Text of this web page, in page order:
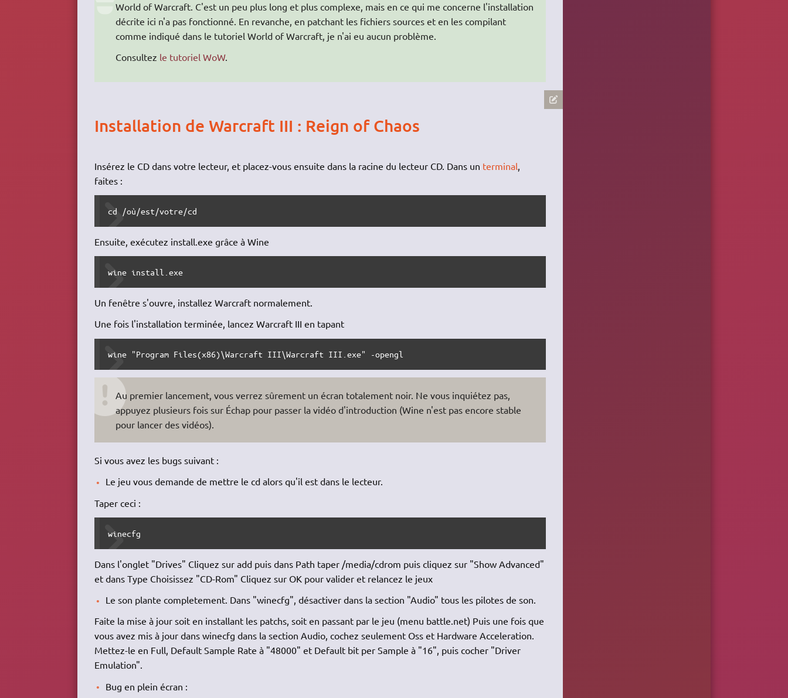
World of Warcraft. C'est un peu plus long et plus complexe, mais en ce qui me concerne l'installation
décrite ici n'a pas fonctionné. En revanche, en patchant les fichiers sources et en les compilant
comme indiqué dans le tutoriel World of Warcraft, je n'ai eu aucun problème.
Consultez le tutoriel WoW.
Installation de Warcraft III : Reign of Chaos
Insérez le CD dans votre lecteur, et placez-vous ensuite dans la racine du lecteur CD. Dans un terminal
faites :
cd /où/est/votre/cd
Ensuite, exécutez install.exe grâce à Wine
wine install.exe
Un fenêtre s'ouvre, installez Warcraft normalement.
Une fois l'installation terminée, lancez Warcraft III en tapant
wine "Program Files(x86)\Warcraft III\Warcraft III.exe" -opengl
Au premier lancement, vous verrez sûrement un écran totalement noir. Ne vous inquiétez pas,
appuyez plusieurs fois sur Échap pour passer la vidéo d'introduction (Wine n'est pas encore stable
pour lancer des vidéos).
Si vous avez les bugs suivant :
Le jeu vous demande de mettre le cd alors qu'il est dans le lecteur.
Taper ceci :
winecfg
Dans l'onglet "Drives" Cliquez sur add puis dans Path taper /media/cdrom puis cliquez sur "Show Advanced"
et dans Type Choisissez "CD-Rom" Cliquez sur OK pour valider et relancez le jeux
Le son plante completement. Dans "winecfg", désactiver dans la section "Audio" tous les pilotes de son.
Faite la mise à jour soit en installant les patchs, soit en passant par le jeu (menu battle.net) Puis une fois que
vous avez mis à jour dans winecfg dans la section Audio, cochez seulement Oss et Hardware Acceleration.
Mettez-le en Full, Default Sample Rate à "48000" et Default bit per Sample à "16", puis cocher "Driver
Emulation".
Bug en plein écran :